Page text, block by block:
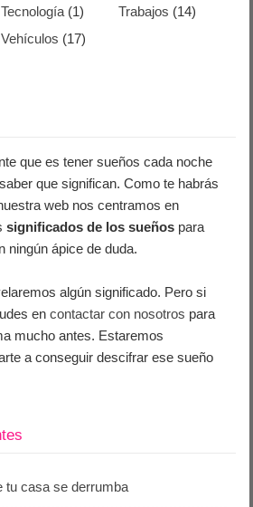
Tecnología (1) Trabajos (14)
Vehículos (17)
que es tener sueños cada noche
que significan. Como te habrás
web nos centramos en
significados de los sueños para
ningún ápice de duda.
algún significado. Pero si
encontactar con nosotros para
mucho antes. Estaremos
a conseguir descifrar ese sueño
tu casa se derrumba